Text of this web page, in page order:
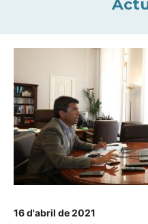
16 d'abril de 2021